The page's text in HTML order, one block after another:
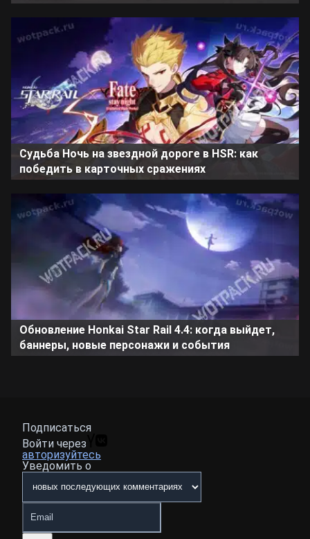
Судьба Ночь на звездной дороге в HSR: как
победить в карточных сражениях
Обновление Honkai Star Rail 4.4: когда выйдет,
баннеры, новые персонажи и события
Подписаться
Войти через
авторизуйтесь
Уведомить о